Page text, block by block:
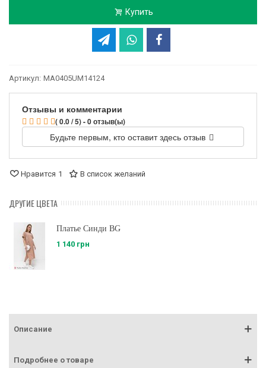
Купить
Артикул: MA0405UM14124
Отзывы и комментарии
( 0.0 / 5) - 0 отзыв(ы)
Будьте первым, кто оставит здесь отзыв
Нравится 1 В список желаний
ДРУГИЕ ЦВЕТА
Платье Синди BG
1 140 грн
Описание
Подробнее о товаре